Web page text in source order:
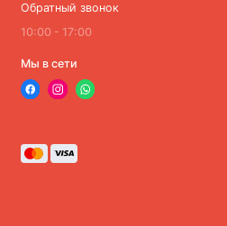
Обратный звонок
10:00 - 17:00
Мы в сети